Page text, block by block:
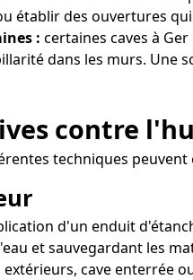
établir des ouvertures
: certaines caves à
dans les murs. Une
contre
techniques
d'un enduit
et sauvegardant les
cave enterrée